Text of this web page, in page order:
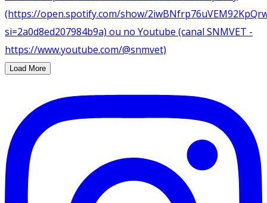
Load More